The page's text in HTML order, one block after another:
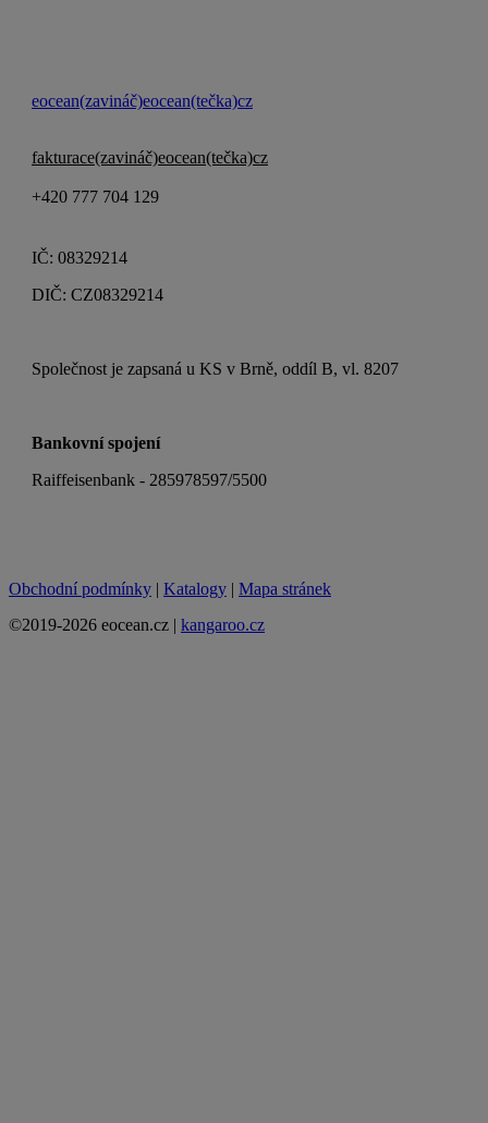
eocean(zavináč)eocean(tečka)cz
fakturace(zavináč)eocean(tečka)cz
+420 777 704 129
IČ: 08329214
DIČ: CZ08329214
Společnost je zapsaná u KS v Brně, oddíl B, vl. 8207
Bankovní spojení
Raiffeisenbank - 285978597/5500
Obchodní podmínky | Katalogy | Mapa stránek
©2019-2026 eocean.cz | kangaroo.cz